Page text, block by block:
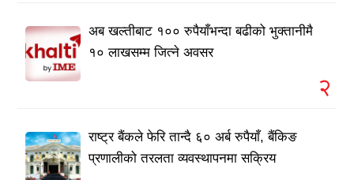
अब खल्तीबाट १०० रुपैयाँभन्दा बढीको भुक्तानीमै
१० लाखसम्म जित्ने अवसर
२
राष्ट्र बैंकले फेरि तान्दै ६० अर्ब रुपैयाँ, बैंकिङ
प्रणालीको तरलता व्यवस्थापनमा सक्रिय